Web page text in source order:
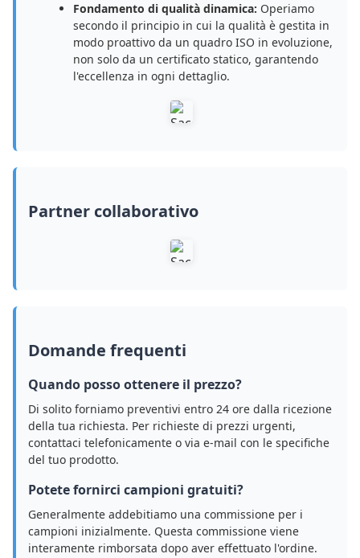
Fondamento di qualità dinamica: Operiamo
secondo il principio in cui la qualità è gestita in
modo proattivo da un quadro ISO in evoluzione,
non solo da un certificato statico, garantendo
l'eccellenza in ogni dettaglio.
Partner collaborativo
Domande frequenti
Quando posso ottenere il prezzo?
Di solito forniamo preventivi entro 24 ore dalla ricezione
della tua richiesta. Per richieste di prezzi urgenti,
contattaci telefonicamente o via e-mail con le specifiche
del tuo prodotto.
Potete fornirci campioni gratuiti?
Generalmente addebitiamo una commissione per i
campioni inizialmente. Questa commissione viene
interamente rimborsata dopo aver effettuato l'ordine.